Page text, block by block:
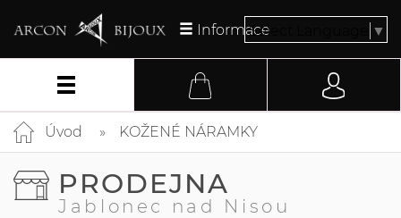
InformaceSelect Language ▼
Úvod KOŽENÉ NÁRAMKY
PRODEJNA
Jablonec nad Nisou